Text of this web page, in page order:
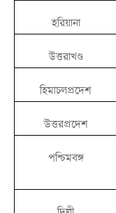
হরিয়ানা
উত্তরাখণ্ড
হিমাচলপ্রদেশ
উত্তরপ্রদেশ
পশ্চিমবঙ্গ